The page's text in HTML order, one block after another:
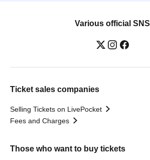
Various official SNS
Ticket sales companies
Selling Tickets on LivePocket
Fees and Charges
Those who want to buy tickets